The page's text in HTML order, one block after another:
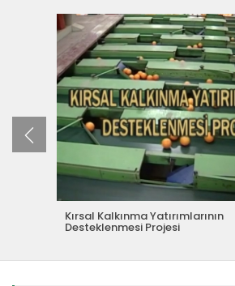
Kırsal Kalkınma Yatırımlarının
Desteklenmesi Projesi